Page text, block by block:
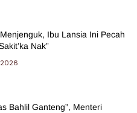
Ibu Lansia Ini Pecah
Nak”
Bahlil Ganteng”, Menteri